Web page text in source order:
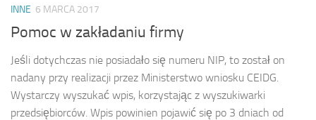
INNE 6 MARCA 2017
Pomoc w zakładaniu firmy
Jeśli dotychczas nie posiadało się numeru NIP, to został on
nadany przy realizacji przez Ministerstwo wniosku CEIDG.
Wystarczy wyszukać wpis, korzystając z wyszukiwarki
przedsiębiorców. Wpis powinien pojawić się po 3 dniach od